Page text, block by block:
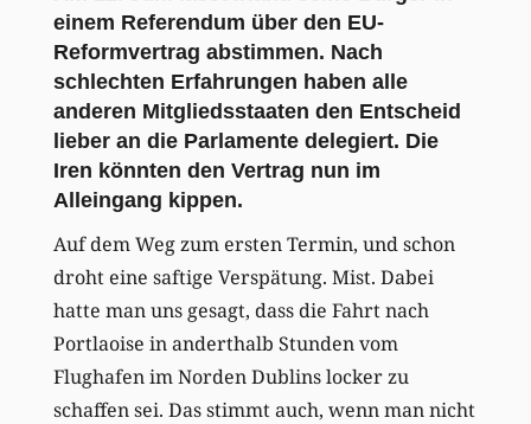
einem Referendum über den EU-
Reformvertrag abstimmen. Nach
schlechten Erfahrungen haben alle
anderen Mitgliedsstaaten den Entscheid
lieber an die Parlamente delegiert. Die
Iren könnten den Vertrag nun im
Alleingang kippen.
Auf dem Weg zum ersten Termin, und schon
droht eine saftige Verspätung. Mist. Dabei
hatte man uns gesagt, dass die Fahrt nach
Portlaoise in anderthalb Stunden vom
Flughafen im Norden Dublins locker zu
schaffen sei. Das stimmt auch, wenn man nicht